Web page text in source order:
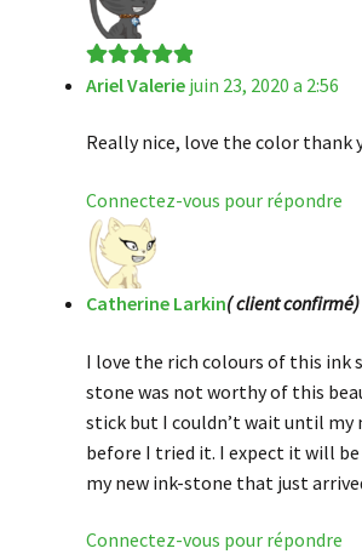
Note5sur 5
Ariel Valerie juin 23, 2020 a 2:56
Really nice, love the color thank
Connectez-vous pour répondre
Catherine Larkin( client confirmé)
I love the rich colours of this ink
stone was not worthy of this
stick but I couldn’t wait until my
before I tried it. I expect it will
my new ink-stone that just
Connectez-vous pour répondre